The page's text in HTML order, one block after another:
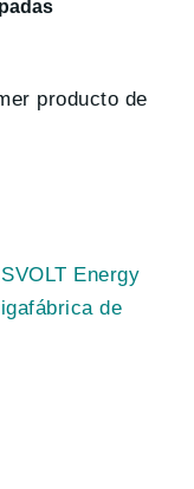
producto de
Energy
de